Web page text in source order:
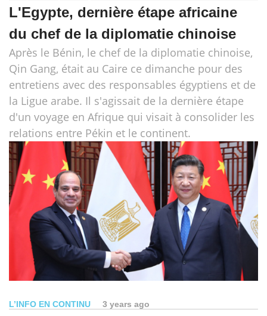
L'Egypte, dernière étape africaine
du chef de la diplomatie chinoise
Après le Bénin, le chef de la diplomatie chinoise,
Qin Gang, était au Caire ce dimanche pour des
entretiens avec des responsables égyptiens et de
la Ligue arabe. Il s'agissait de la dernière étape
d'un voyage en Afrique qui visait à consolider les
relations entre Pékin et le continent.
L’INFO EN CONTINU 3 years ago